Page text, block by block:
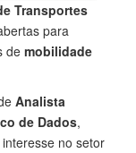
Transportes
para
de mobilidade
Analista
de Dados,
no setor